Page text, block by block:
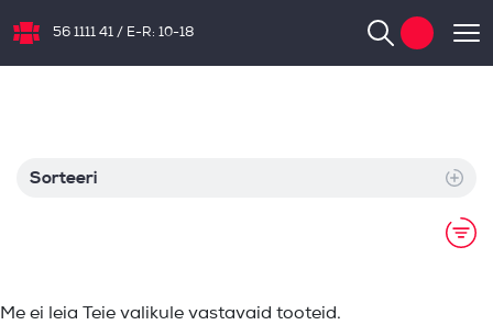
NB.ee
56 1111 41 / E-R: 10-18
Sorteeri
Me ei leia Teie valikule vastavaid tooteid.